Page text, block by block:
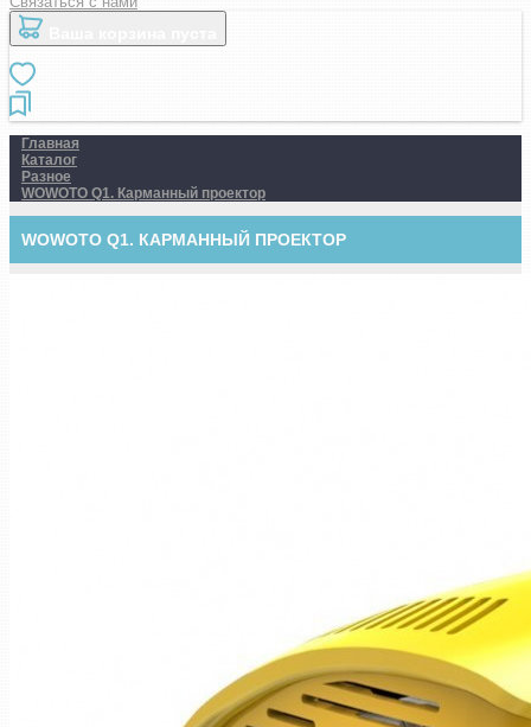
Главная
Каталог
Разное
WOWOTO Q1. Карманный проектор
WOWOTO Q1. КАРМАННЫЙ ПРОЕКТОР